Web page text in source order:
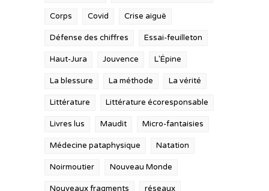
Corps Covid Crise aiguë
Défense des chiffres Essai-feuilleton
Haut-Jura Jouvence L'Épine
La blessure La méthode La vérité
Littérature Littérature écoresponsable
Livres lus Maudit Micro-fantaisies
Médecine pataphysique Natation
Noirmoutier Nouveau Monde
Nouveaux fragments réseaux